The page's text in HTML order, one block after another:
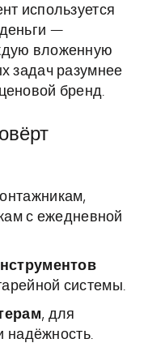
используется
—
вложенную
задач разумнее
бренд.
с ежедневной
системы.
, для
надёжность.